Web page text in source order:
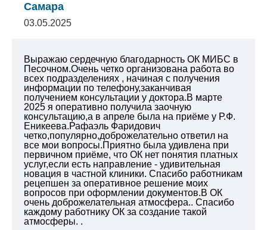
Самара
03.05.2025
Выражаю сердечную благодарность ОК МИБС в
Песочном.Очень четко организована работа во
всех подразделениях , начиная с получения
информации по телефону,заканчивая
получением консультации у доктора.В марте
2025 я оперативно получила заочную
консультацию,а в апреле была на приёме у Р.Ф.
Еникеева.Рафаэль Фаридович
четко,популярно,доброжелательно ответил на
все мои вопросы.Приятно была удивлена при
первичном приёме, что ОК нет понятия платных
услуг,если есть направление - удивительная
новация в частной клиники. Спасибо работникам
рецепшен за оперативное решение моих
вопросов при оформлении документов.В ОК
очень доброжелательная атмосфера.. Спасибо
каждому работнику ОК за создание такой
атмосферы. .